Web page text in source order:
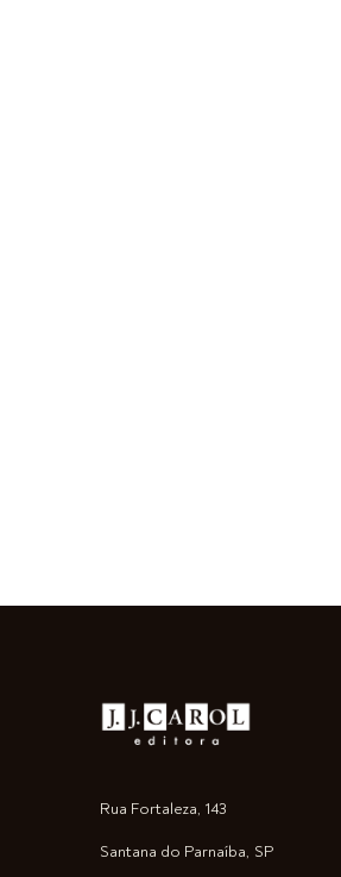
Rua Fortaleza, 143
Santana do Parnaíba, SP